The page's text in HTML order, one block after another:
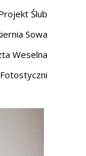
Ślub
Sowa
Weselna
Fotostyczni